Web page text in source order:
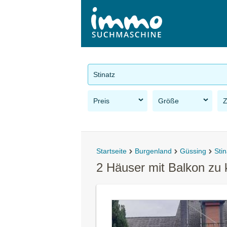
Stinatz
Preis Größe
Startseite Burgenland Güssing
2 Häuser mit Balkon zu